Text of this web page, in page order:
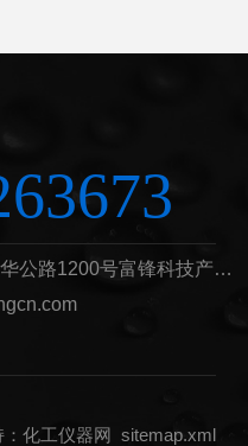
上海市虹桥商务区丰华公路1200号富锋科技产业园B栋201b
：化工仪器网 sitemap.xml